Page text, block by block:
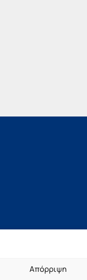
Απόρριψη